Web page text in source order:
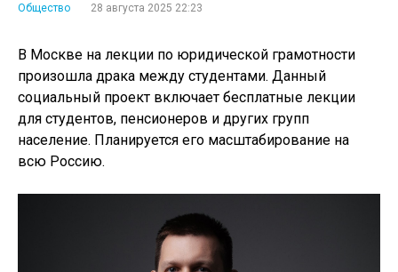
Общество 28 августа 2025 22:23
В Москве на лекции по юридической грамотности
произошла драка между студентами. Данный
социальный проект включает бесплатные лекции
для студентов, пенсионеров и других групп
население. Планируется его масштабирование на
всю Россию.